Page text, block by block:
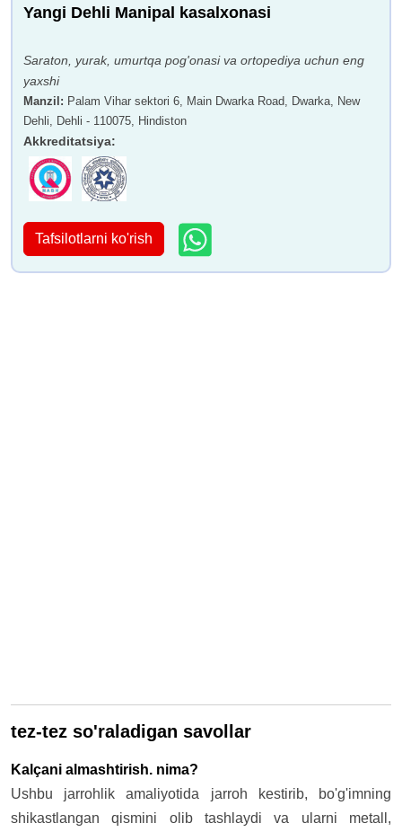
Yangi Dehli Manipal kasalxonasi
Saraton, yurak, umurtqa pog'onasi va ortopediya uchun eng
yaxshi
Manzil : Palam Vihar sektori 6, Main Dwarka Road, Dwarka, New
Dehli, Dehli - 110075, Hindiston
Akkreditatsiya:
Tafsilotlarni ko'rish
tez-tez so'raladigan savollar
Kalçani almashtirish. nima?
Ushbu jarrohlik amaliyotida jarroh kestirib, bo'g'imning
shikastlangan qismini olib tashlaydi va ularni metall,